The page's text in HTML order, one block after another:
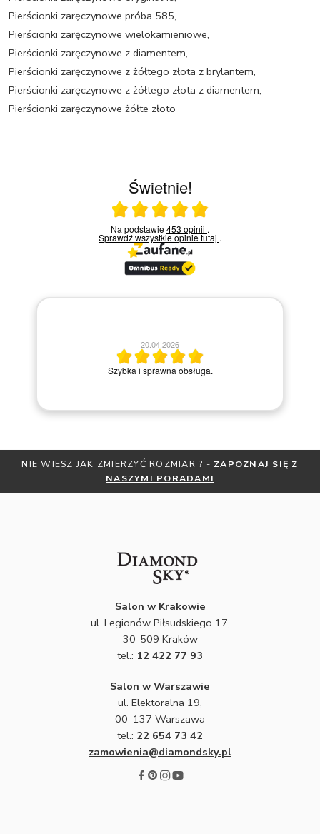
Pierścionki zaręczynowe próba 585,
Pierścionki zaręczynowe wielokamieniowe,
Pierścionki zaręczynowe z diamentem,
Pierścionki zaręczynowe z żółtego złota z brylantem,
Pierścionki zaręczynowe z żółtego złota z diamentem,
Pierścionki zaręczynowe żółte złoto
Świetnie!
Ocena średnia 5 na 5
Na podstawie453 opinii .
Sprawdź wszystkie opinietutaj .
20.04.2026
Szybka i sprawna obsługa.
JAK ZMIERZYĆ ROZMIAR ? - ZAPOZNAJ SIĘ Z
NASZYMI PORADAMI
OTRZYMAJ
Salon w Krakowie
ul. Legionów Piłsudskiego 17,
30-509 Kraków
tel.: 12 422 77 93
Salon w Warszawie
ul. Elektoralna 19,
00–137 Warszawa
tel.: 22 654 73 42
zamowienia@diamondsky.pl